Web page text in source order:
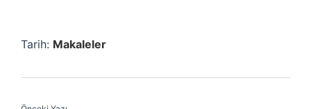
Tarih: Makaleler